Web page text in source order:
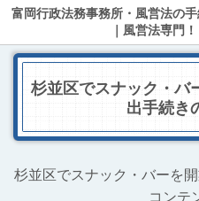
富岡行政法務事務所・風営法の
｜風営法専門！
杉並区でスナック・バ
出手続き
杉並区でスナック・バーを
コンテ